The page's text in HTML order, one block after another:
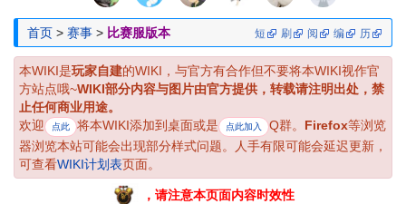
导
搜
首页 > 赛事 > 比赛服版本 短 刷 阅 编 历
本WIKI是玩家自建的WIKI，与官方有合作但不要将本WIKI视作官
方站点哦~WIKI部分内容与图片由官方提供，转载请注明出处，禁
止任何商业用途。
欢迎
点此 将本WIKI添加到桌面或是 点此加入 Q群。 Firefox等浏览
器浏览本站可能会出现部分样式问题。人手有限可能会延迟更新，
可查看WIKI计划表页面。
，请注意本页面内容时效性